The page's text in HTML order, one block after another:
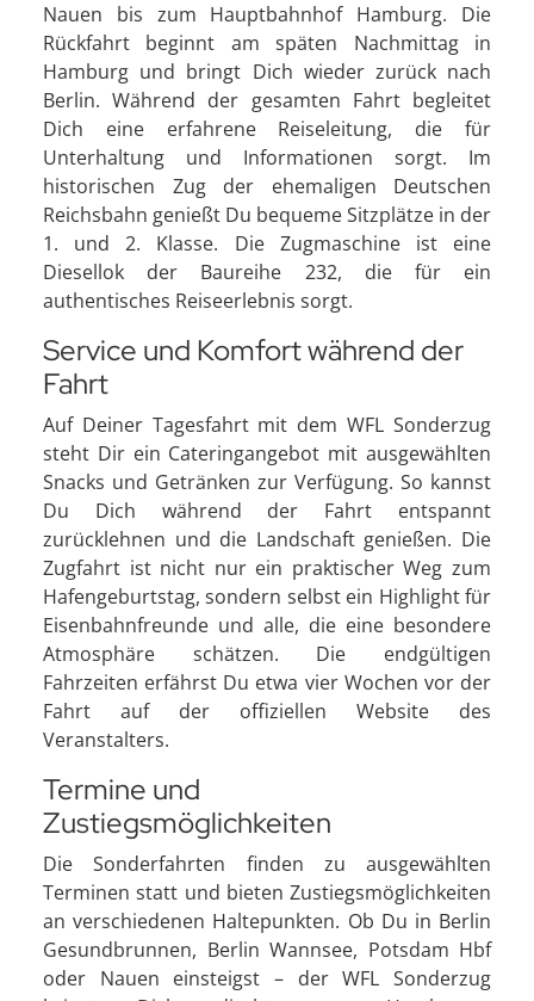
Nauen bis zum Hauptbahnhof Hamburg. Die
Rückfahrt beginnt am späten Nachmittag in
Hamburg und bringt Dich wieder zurück nach
Berlin. Während der gesamten Fahrt begleitet
Dich eine erfahrene Reiseleitung, die für
Unterhaltung und Informationen sorgt. Im
historischen Zug der ehemaligen Deutschen
Reichsbahn genießt Du bequeme Sitzplätze in der
1. und 2. Klasse. Die Zugmaschine ist eine
Diesellok der Baureihe 232, die für ein
authentisches Reiseerlebnis sorgt.
Service und Komfort während der
Fahrt
Auf Deiner Tagesfahrt mit dem WFL Sonderzug
steht Dir ein Cateringangebot mit ausgewählten
Snacks und Getränken zur Verfügung. So kannst
Du Dich während der Fahrt entspannt
zurücklehnen und die Landschaft genießen. Die
Zugfahrt ist nicht nur ein praktischer Weg zum
Hafengeburtstag, sondern selbst ein Highlight für
Eisenbahnfreunde und alle, die eine besondere
Atmosphäre schätzen. Die endgültigen
Fahrzeiten erfährst Du etwa vier Wochen vor der
Fahrt auf der offiziellen Website des
Veranstalters.
Termine und
Zustiegsmöglichkeiten
Die Sonderfahrten finden zu ausgewählten
Terminen statt und bieten Zustiegsmöglichkeiten
an verschiedenen Haltepunkten. Ob Du in Berlin
Gesundbrunnen, Berlin Wannsee, Potsdam Hbf
oder Nauen einsteigst – der WFL Sonderzug